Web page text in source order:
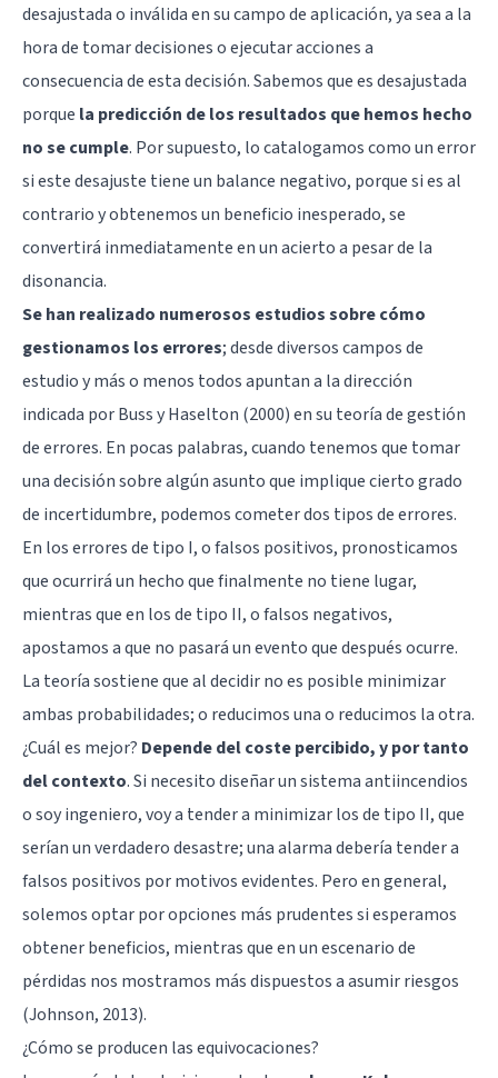
desajustada o inválida en su campo de aplicación, ya sea a la
hora de tomar decisiones o ejecutar acciones a
consecuencia de esta decisión. Sabemos que es desajustada
porque la predicción de los resultados que hemos hecho
no se cumple. Por supuesto, lo catalogamos como un error
si este desajuste tiene un balance negativo, porque si es al
contrario y obtenemos un beneficio inesperado, se
convertirá inmediatamente en un acierto a pesar de la
disonancia.
Se han realizado numerosos estudios sobre cómo
gestionamos los errores; desde diversos campos de
estudio y más o menos todos apuntan a la dirección
indicada por Buss y Haselton (2000) en su teoría de gestión
de errores. En pocas palabras, cuando tenemos que tomar
una decisión sobre algún asunto que implique cierto grado
de incertidumbre, podemos cometer dos tipos de errores.
En los errores de tipo I, o falsos positivos, pronosticamos
que ocurrirá un hecho que finalmente no tiene lugar,
mientras que en los de tipo II, o falsos negativos,
apostamos a que no pasará un evento que después ocurre.
La teoría sostiene que al decidir no es posible minimizar
ambas probabilidades; o reducimos una o reducimos la otra.
¿Cuál es mejor? Depende del coste percibido, y por tanto
del contexto. Si necesito diseñar un sistema antiincendios
o soy ingeniero, voy a tender a minimizar los de tipo II, que
serían un verdadero desastre; una alarma debería tender a
falsos positivos por motivos evidentes. Pero en general,
solemos optar por opciones más prudentes si esperamos
obtener beneficios, mientras que en un escenario de
pérdidas nos mostramos más dispuestos a asumir riesgos
(Johnson, 2013).
¿Cómo se producen las equivocaciones?